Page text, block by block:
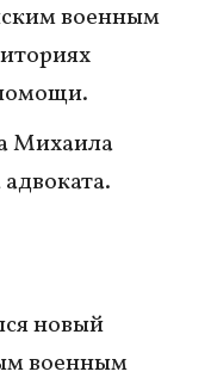
военным
Михаила
новый
военным